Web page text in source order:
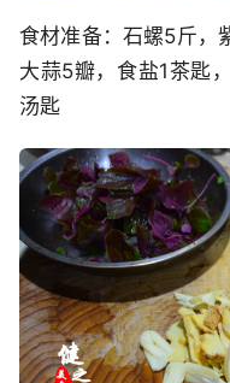
食材准备：石螺5斤，
大蒜5瓣，食盐1茶匙
汤匙